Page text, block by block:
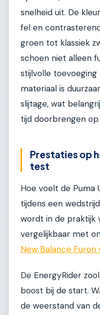
snelheid uit. De
fel en
groen tot klassiek
schoen niet alleen
stijlvolle toevoeging
materiaal is
slijtage, wat
tijd doorbrengen
Prestaties op
test
Hoe voelt de Puma
tijdens een
wordt in de praktijk
vergelijkbaar met
New Balance Furon
De EnergyRider
boost bij de start.
de weerstand van